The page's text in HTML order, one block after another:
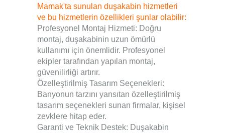
Mamak'ta sunulan duşakabin hizmetleri
ve bu hizmetlerin özellikleri şunlar olabilir:
Profesyonel Montaj Hizmeti: Doğru
montaj, duşakabinin uzun ömürlü
kullanımı için önemlidir. Profesyonel
ekipler tarafından yapılan montaj,
güvenilirliği artırır.
Özelleştirilmiş Tasarım Seçenekleri:
Banyonun tarzını yansıtan özelleştirilmiş
tasarım seçenekleri sunan firmalar, kişisel
zevklere hitap eder.
Garanti ve Teknik Destek: Duşakabin